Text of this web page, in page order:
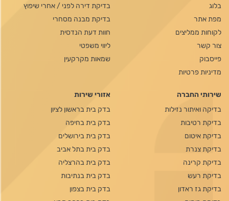
בלוג
מפת אתר
לקוחות ממליצים
צור קשר
פייסבוק
מדיניות פרטיות
בדיקת דירה לפני / אחרי שיפוץ
בדיקת מבנה מסחרי
חוות דעת הנדסית
ליווי משפטי
שמאות מקרקעין
שירותי החברה
בדיקה ואיתור נזילות
בדיקת רטיבות
בדיקת איטום
בדיקת צנרת
בדיקת קרינה
בדיקת רעש
בדיקת גז ראדון
אזורי שירות
בדק בית בראשון לציון
בדק בית בחיפה
בדק בית בירושלים
בדק בית בתל אביב
בדק בית בהרצליה
בדק בית בנתיבות
בדק בית בצפון